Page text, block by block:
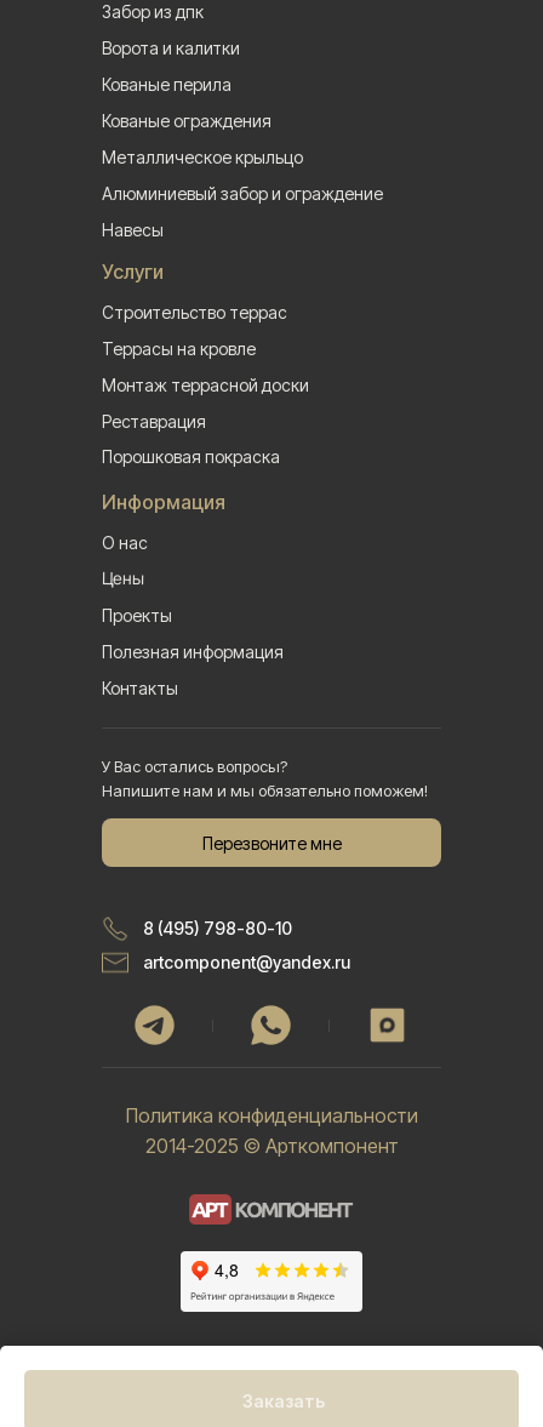
Заказать
Забор из дпк
Ворота и калитки
Металлическое крыльцо
Навесы
Алюминиевый забор и ограждение
Кованые ограждения
Кованые перила
Строительство террас
Террасы на кровле
Монтаж террасной доски
Реставрация
Порошковая покраска
Услуги
2014-2025 © Арткомпонент
Политика конфиденциальности
Информация
О нас
Цены
Проекты
Полезная информация
Контакты
Перезвоните мне
У Вас остались вопросы?
Напишите нам и мы обязательно поможем!
8 (495) 798-80-10
artcomponent@yandex.ru
Tilda